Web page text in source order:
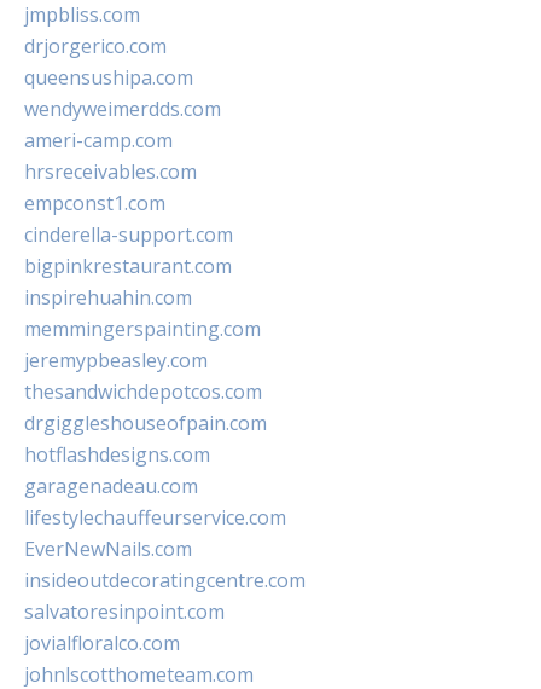
jmpbliss.com
drjorgerico.com
queensushipa.com
wendyweimerdds.com
ameri-camp.com
hrsreceivables.com
empconst1.com
cinderella-support.com
bigpinkrestaurant.com
inspirehuahin.com
memmingerspainting.com
jeremypbeasley.com
thesandwichdepotcos.com
drgiggleshouseofpain.com
hotflashdesigns.com
garagenadeau.com
lifestylechauffeurservice.com
EverNewNails.com
insideoutdecoratingcentre.com
salvatoresinpoint.com
jovialfloralco.com
johnlscotthometeam.com